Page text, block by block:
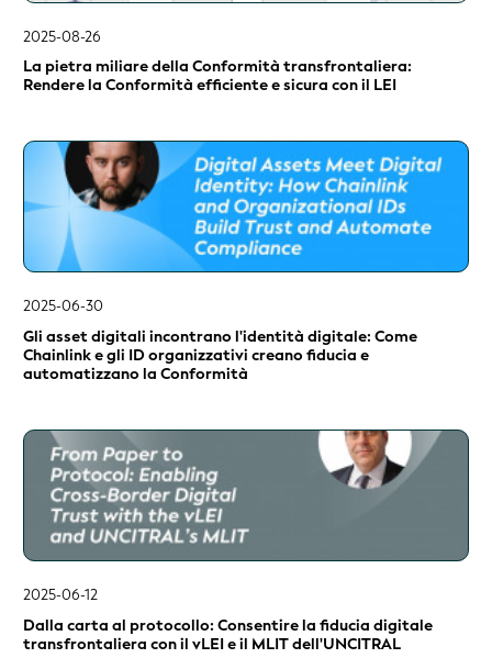
2025-08-26
La pietra miliare della Conformità transfrontaliera:
Rendere la Conformità efficiente e sicura con il LEI
2025-06-30
Gli asset digitali incontrano l'identità digitale: Come
Chainlink e gli ID organizzativi creano fiducia e
automatizzano la Conformità
2025-06-12
Dalla carta al protocollo: Consentire la fiducia digitale
transfrontaliera con il vLEI e il MLIT dell'UNCITRAL